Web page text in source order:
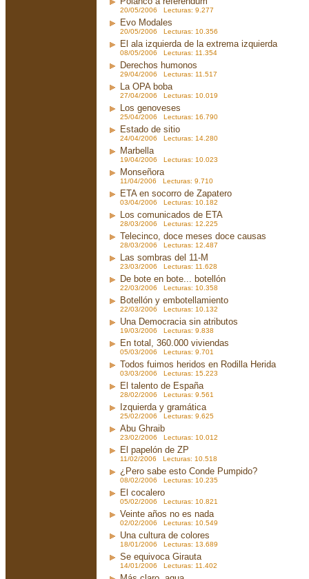
20/05/2006 Lecturas: 9.277
Evo Modales
20/05/2006 Lecturas: 10.356
El ala izquierda de la extrema izquierda
08/05/2006 Lecturas: 11.354
Derechos humonos
29/04/2006 Lecturas: 11.517
La OPA boba
27/04/2006 Lecturas: 10.019
Los genoveses
25/04/2006 Lecturas: 16.790
Estado de sitio
24/04/2006 Lecturas: 14.280
Marbella
19/04/2006 Lecturas: 10.023
Monseñora
11/04/2006 Lecturas: 9.710
ETA en socorro de Zapatero
03/04/2006 Lecturas: 10.182
Los comunicados de ETA
28/03/2006 Lecturas: 12.225
Telecinco, doce meses doce causas
28/03/2006 Lecturas: 12.487
Las sombras del 11-M
23/03/2006 Lecturas: 11.628
De bote en bote... botellón
22/03/2006 Lecturas: 10.358
Botellón y embotellamiento
22/03/2006 Lecturas: 10.132
Una Democracia sin atributos
19/03/2006 Lecturas: 9.838
En total, 360.000 viviendas
05/03/2006 Lecturas: 9.701
Todos fuimos heridos en Rodilla Herida
03/03/2006 Lecturas: 15.223
El talento de España
28/02/2006 Lecturas: 9.561
Izquierda y gramática
25/02/2006 Lecturas: 9.625
Abu Ghraib
23/02/2006 Lecturas: 10.012
El papelón de ZP
11/02/2006 Lecturas: 10.518
¿Pero sabe esto Conde Pumpido?
08/02/2006 Lecturas: 10.235
El cocalero
05/02/2006 Lecturas: 10.821
Veinte años no es nada
02/02/2006 Lecturas: 10.549
Una cultura de colores
18/01/2006 Lecturas: 13.689
Se equivoca Girauta
14/01/2006 Lecturas: 11.402